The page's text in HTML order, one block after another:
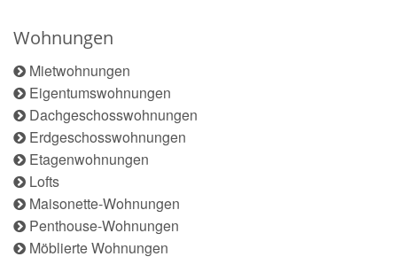
Wohnungen
Mietwohnungen
Eigentumswohnungen
Dachgeschosswohnungen
Erdgeschosswohnungen
Etagenwohnungen
Lofts
Maisonette-Wohnungen
Penthouse-Wohnungen
Möblierte Wohnungen